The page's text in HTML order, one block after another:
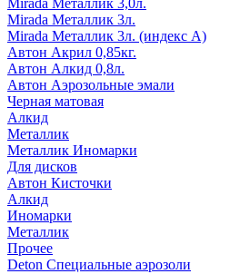
Mirada Металлик 3,0л.
Mirada Металлик 3л.
Mirada Металлик 3л. (индекс А)
Автон Акрил 0,85кг.
Автон Алкид 0,8л.
Автон Аэрозольные эмали
Черная матовая
Алкид
Металлик
Металлик Иномарки
Для дисков
Автон Кисточки
Алкид
Иномарки
Металлик
Прочее
Deton Специальные аэрозоли